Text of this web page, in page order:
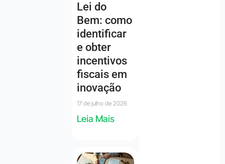
Lei do
Bem: como
identificar
e obter
incentivos
fiscais em
inovação
17 de julho de 2026
Leia Mais